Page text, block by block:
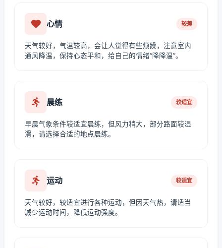
心情 较差
天气较好，气温较高，会让人觉得有些烦躁，注意室内
通风降温，保持心态平和，给自己的情绪“降降温”。
晨练 较适宜
早晨气象条件较适宜晨练，但风力稍大，部分路面较湿
滑，请选择合适的地点晨练。
运动 较适宜
天气较好，较适宜进行各种运动，但因天气热，请适当
减少运动时间，降低运动强度。